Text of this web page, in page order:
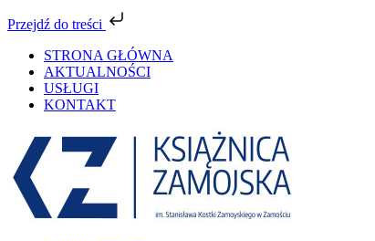
Przejdź do treści
zawartości
STRONA GŁÓWNA
AKTUALNOŚCI
USŁUGI
KONTAKT
Facebook
YouTube
Instagram
Tiktok